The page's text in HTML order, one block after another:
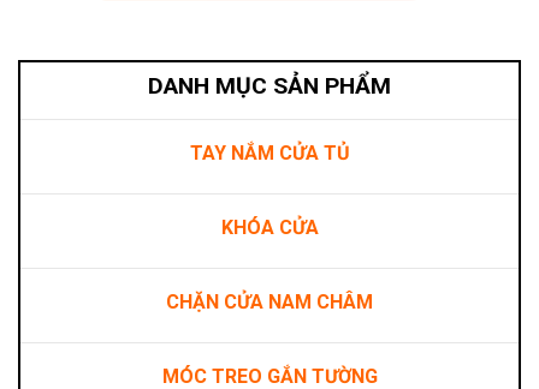
DANH MỤC SẢN PHẨM
TAY NẮM CỬA TỦ
KHÓA CỬA
CHẶN CỬA NAM CHÂM
MÓC TREO GẮN TƯỜNG